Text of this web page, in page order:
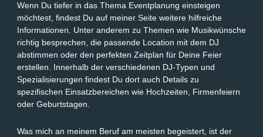
Wenn Du tiefer in das Thema Eventplanung einsteigen
möchtest, findest Du auf meiner Seite weitere hilfreiche
Informationen. Unter anderem zu Themen wie Musikwünsche
richtig besprechen, die passende Location mit dem DJ
abstimmen oder den perfekten Zeitplan für Deine Feier
erstellen. Innerhalb der verschiedenen DJ-Typen und
Spezialisierungen findest Du dort auch Details zu
spezifischen Einsatzbereichen wie Hochzeiten, Firmenfeiern
oder Geburtstagen.
Was mich an meinem Beruf am meisten begeistert, ist der